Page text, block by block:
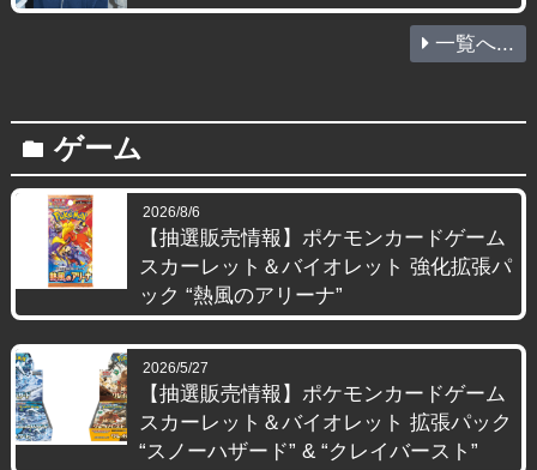
一覧へ...
folder ゲーム
2026/8/6
【抽選販売情報】ポケモンカードゲーム
スカーレット＆バイオレット 強化拡張パ
ック “熱風のアリーナ”
2026/5/27
【抽選販売情報】ポケモンカードゲーム
スカーレット＆バイオレット 拡張パック
“スノーハザード” & “クレイバースト”